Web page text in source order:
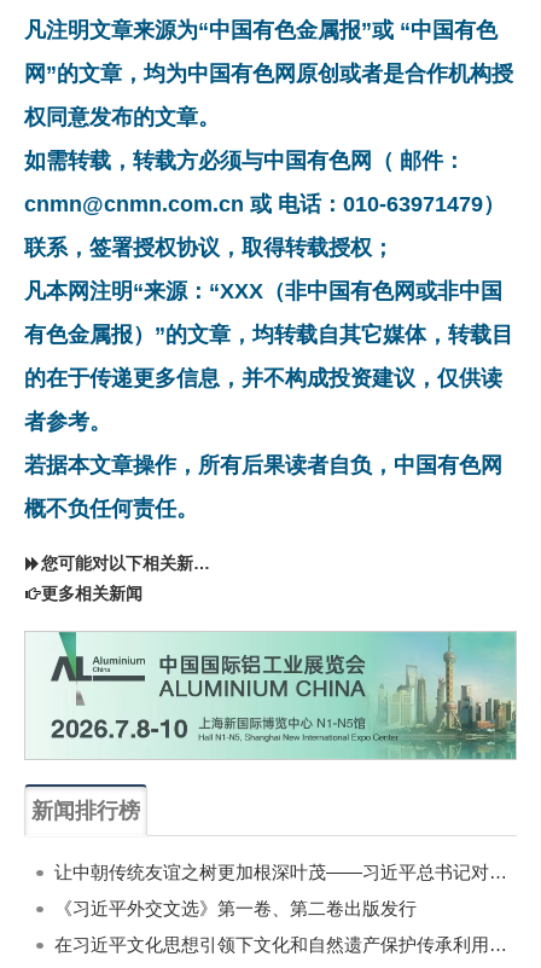
凡注明文章来源为“中国有色金属报”或 “中国有色
网”的文章，均为中国有色网原创或者是合作机构授
权同意发布的文章。
如需转载，转载方必须与中国有色网（ 邮件：
cnmn@cnmn.com.cn 或 电话：010-63971479）
联系，签署授权协议，取得转载授权；
凡本网注明“来源：“XXX（非中国有色网或非中国
有色金属报）”的文章，均转载自其它媒体，转载目
的在于传递更多信息，并不构成投资建议，仅供读
者参考。
若据本文章操作，所有后果读者自负，中国有色网
概不负任何责任。
您可能对以下相关新闻同样感兴趣
更多相关新闻
新闻排行榜
让中朝传统友谊之树更加根深叶茂——习近平总书记对朝鲜进行国事访问纪实
《习近平外交文选》第一卷、第二卷出版发行
在习近平文化思想引领下文化和自然遗产保护传承利用工作开创新局面